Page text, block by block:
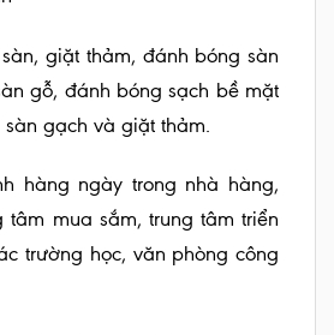
giặt thảm, đánh bóng sàn
gỗ, đánh bóng sạch bề mặt
gạch và giặt thảm.
hàng ngày trong nhà hàng,
tâm mua sắm, trung tâm triển
trường học, văn phòng công